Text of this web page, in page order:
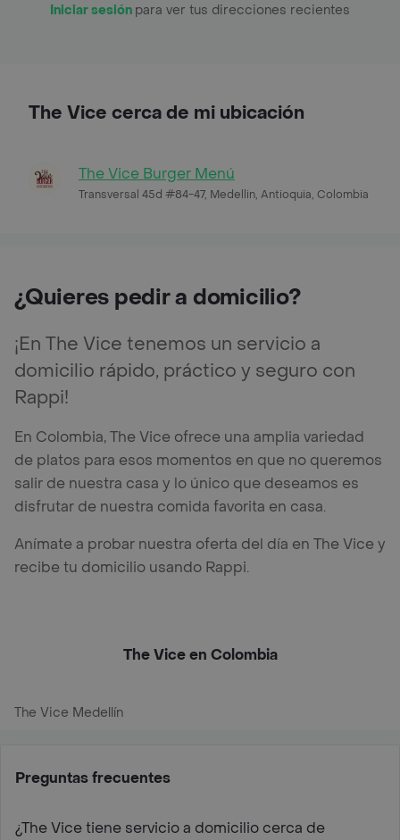
Iniciar sesión para ver tus direcciones recientes
The Vice cerca de mi ubicación
The Vice Burger Menú
Transversal 45d #84-47, Medellin, Antioquia, Colombia
¿Quieres pedir a domicilio?
¡En The Vice tenemos un servicio a
domicilio rápido, práctico y seguro con
Rappi!
En Colombia, The Vice ofrece una amplia variedad
de platos para esos momentos en que no queremos
salir de nuestra casa y lo único que deseamos es
disfrutar de nuestra comida favorita en casa.
Anímate a probar nuestra oferta del día en The Vice y
recibe tu domicilio usando Rappi.
The Vice en Colombia
The Vice Medellín
Preguntas frecuentes
¿The Vice tiene servicio a domicilio cerca de